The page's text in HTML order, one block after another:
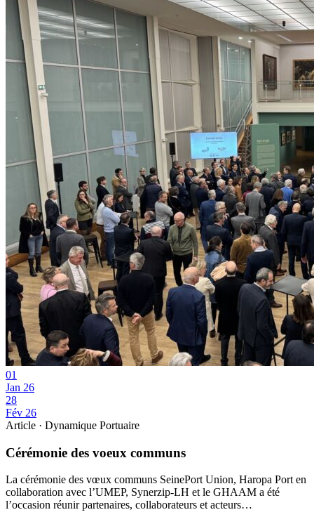
01
Jan 26
28
Fév 26
Article · Dynamique Portuaire
Cérémonie des voeux communs
La cérémonie des vœux communs SeinePort Union, Haropa Port en
collaboration avec l’UMEP, Synerzip-LH et le GHAAM a été
l’occasion réunir partenaires, collaborateurs et acteurs…